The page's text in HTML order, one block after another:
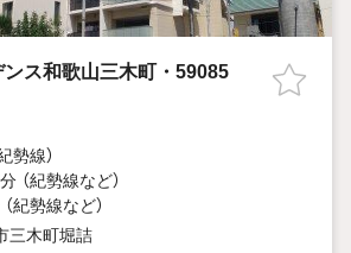
ス和歌山三木町・59085
勢線）
分 （紀勢線など）
紀勢線など）
三木町堀詰